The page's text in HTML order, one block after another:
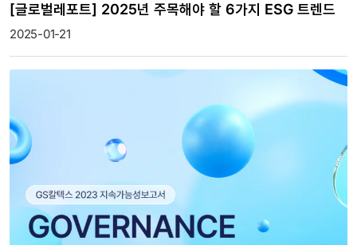
[글로벌레포트] 2025년 주목해야 할 6가지 ESG 트렌드
2025-01-21